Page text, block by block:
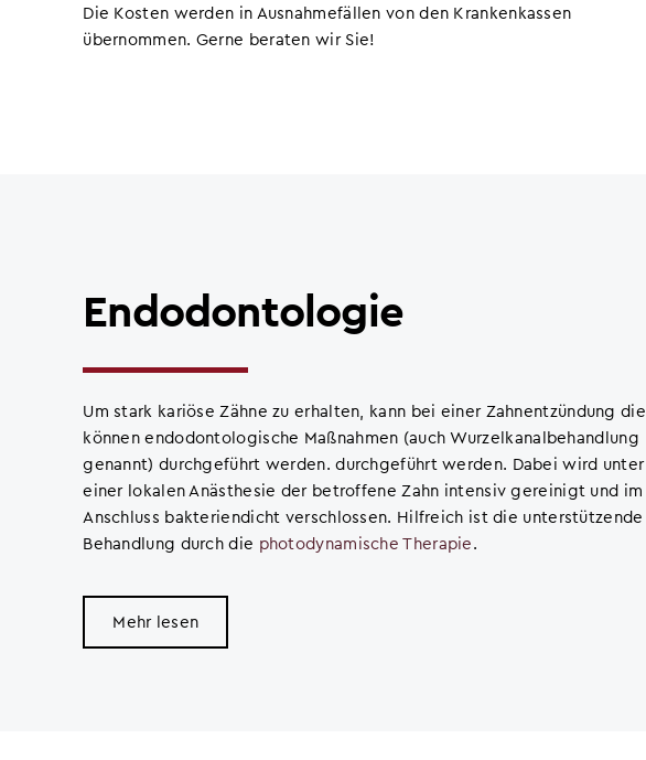
Die Kosten werden in Ausnahmefällen von den Krankenkassen
übernommen. Gerne beraten wir Sie!
Endodontologie
Um stark kariöse Zähne zu erhalten, kann bei einer Zahnentzündung die
können endodontologische Maßnahmen (auch Wurzelkanalbehandlung
genannt) durchgeführt werden. durchgeführt werden. Dabei wird unter
einer lokalen Anästhesie der betroffene Zahn intensiv gereinigt und im
Anschluss bakteriendicht verschlossen. Hilfreich ist die unterstützende
Behandlung durchdie photodynamische Therapie.
Mehr lesen